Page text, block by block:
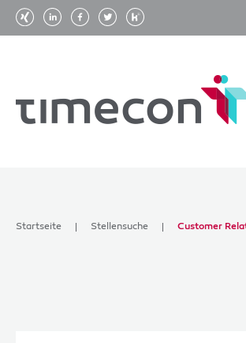
Startseite Stellensuche Customer